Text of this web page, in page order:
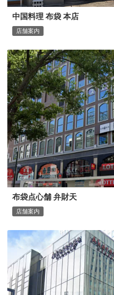
中国料理 布袋 本店
店舗案内
布袋点心舗 弁財天
店舗案内